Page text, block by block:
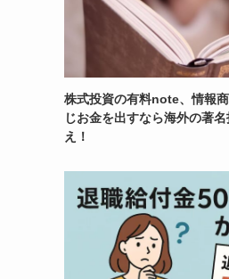
株式投資の有料note、情報
じお金を出すなら海外の著
え！